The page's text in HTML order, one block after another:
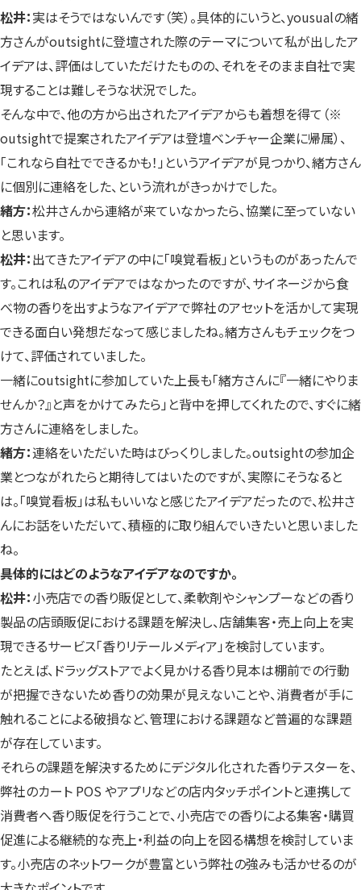
松井：実はそうではないんです（笑）。具体的にいうと、yousualの緒
方さんがoutsightに登壇された際のテーマについて私が出したア
イデアは、評価はしていただけたものの、それをそのまま自社で実
現することは難しそうな状況でした。
そんな中で、他の方から出されたアイデアからも着想を得て（※
outsightで提案されたアイデアは登壇ベンチャー企業に帰属）、
「これなら自社でできるかも！」というアイデアが見つかり、緒方さん
に個別に連絡をした、という流れがきっかけでした。
緒方：松井さんから連絡が来ていなかったら、協業に至っていない
と思います。
松井：出てきたアイデアの中に「嗅覚看板」というものがあったんで
す。これは私のアイデアではなかったのですが、サイネージから食
べ物の香りを出すようなアイデアで弊社のアセットを活かして実現
できる面白い発想だなって感じましたね。緒方さんもチェックをつ
けて、評価されていました。
一緒にoutsightに参加していた上長も「緒方さんに『一緒にやりま
せんか？』と声をかけてみたら」と背中を押してくれたので、すぐに緒
方さんに連絡をしました。
緒方：連絡をいただいた時はびっくりしました。outsightの参加企
業とつながれたらと期待してはいたのですが、実際にそうなると
は。「嗅覚看板」は私もいいなと感じたアイデアだったので、松井さ
んにお話をいただいて、積極的に取り組んでいきたいと思いました
ね。
――具体的にはどのようなアイデアなのですか。
松井：小売店での香り販促として、柔軟剤やシャンプーなどの香り
製品の店頭販促における課題を解決し、店舗集客・売上向上を実
現できるサービス「香りリテールメディア」を検討しています。
たとえば、ドラッグストアでよく見かける香り見本は棚前での行動
が把握できないため香りの効果が見えないことや、消費者が手に
触れることによる破損など、管理における課題など普遍的な課題
が存在しています。
それらの課題を解決するためにデジタル化された香りテスターを、
弊社のカート POS やアプリなどの店内タッチポイントと連携して
消費者へ香り販促を行うことで、小売店での香りによる集客・購買
促進による継続的な売上・利益の向上を図る構想を検討していま
す。小売店のネットワークが豊富という弊社の強みも活かせるのが